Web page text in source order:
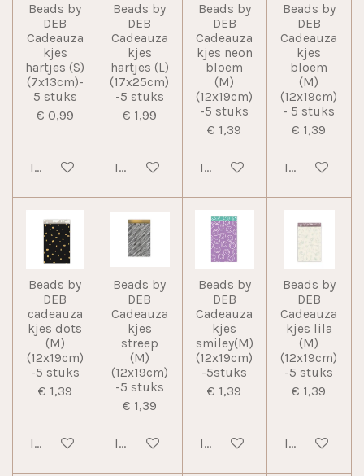
Beads by
DEB
Cadeauza
kjes
hartjes (S)
(7x13cm)-
5 stuks
€ 0,99
In winkelwagen
Beads by
DEB
Cadeauza
kjes
hartjes (L)
(17x25cm)
-5 stuks
€ 1,99
In winkelwagen
Beads by
DEB
Cadeauza
kjes neon
bloem
(M)
(12x19cm)
-5 stuks
€ 1,39
In winkelwagen
Beads by
DEB
Cadeauza
kjes
bloem
(M)
(12x19cm)
- 5 stuks
€ 1,39
In
Beads by
DEB
cadeauza
kjes dots
(M)
(12x19cm)
-5 stuks
€ 1,39
In winkelwagen
Beads by
DEB
Cadeauza
kjes
streep
(M)
(12x19cm)
-5 stuks
€ 1,39
In winkelwagen
Beads by
DEB
Cadeauza
kjes
smiley(M)
(12x19cm)
-5stuks
€ 1,39
In winkelwagen
Beads by
DEB
Cadeauza
kjes lila
(M)
(12x19cm)
-5 stuks
€ 1,39
In